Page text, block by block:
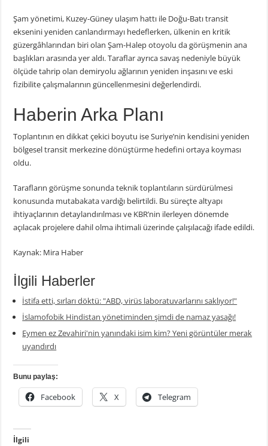
Şam yönetimi, Kuzey-Güney ulaşım hattı ile Doğu-Batı transit
eksenini yeniden canlandırmayı hedeflerken, ülkenin en kritik
güzergâhlarından biri olan Şam-Halep otoyolu da görüşmenin ana
başlıkları arasında yer aldı. Taraflar ayrıca savaş nedeniyle büyük
ölçüde tahrip olan demiryolu ağlarının yeniden inşasını ve eski
fizibilite çalışmalarının güncellenmesini değerlendirdi.
Haberin Arka Planı
Toplantının en dikkat çekici boyutu ise Suriye’nin kendisini yeniden
bölgesel transit merkezine dönüştürme hedefini ortaya koyması
oldu.
Tarafların görüşme sonunda teknik toplantıların sürdürülmesi
konusunda mutabakata vardığı belirtildi. Bu süreçte altyapı
ihtiyaçlarının detaylandırılması ve KBR’nin ilerleyen dönemde
açılacak projelere dahil olma ihtimali üzerinde çalışılacağı ifade edildi.
Kaynak: Mira Haber
İlgili Haberler
İstifa etti, sırları döktü: "ABD, virüs laboratuvarlarını saklıyor!"
İslamofobik Hindistan yönetiminden şimdi de namaz yasağı!
Eymen ez Zevahiri'nin yanındaki isim kim? Yeni görüntüler merak
uyandırdı
Bunu paylaş:
Facebook X Telegram
İlgili